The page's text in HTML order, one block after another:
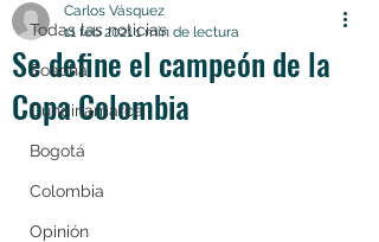
Todas las noticias
Soacha
Cundinamarca
Bogotá
Colombia
Opinión
Se define el campeón de la
Copa Colombia
Carlos Vásquez
11 feb 20211 min de lectura